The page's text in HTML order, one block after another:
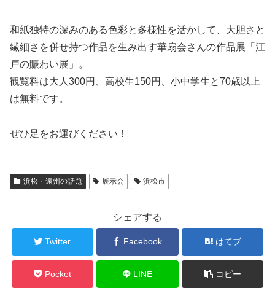
和紙独特の深みのある色彩と多様性を活かして、大胆さと
繊細さを併せ持つ作品を生み出す華扇会さんの作品展「江
戸の賑わい展」。
観覧料は大人300円、高校生150円、小中学生と70歳以上
は無料です。
ぜひ足をお運びください！
浜松・遠州の話題 展示会 浜松市
シェアする
Twitter Facebook はてブ
Pocket LINE コピー